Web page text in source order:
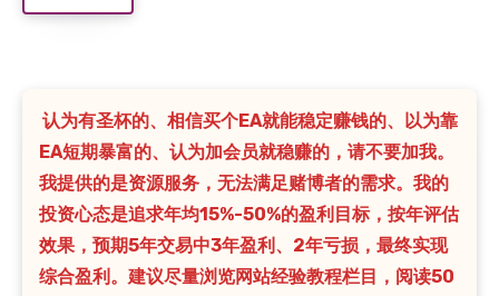
认为有圣杯的、相信买个EA就能稳定赚钱的、以为靠
EA短期暴富的、认为加会员就稳赚的，请不要加我。
我提供的是资源服务，无法满足赌博者的需求。我的
投资心态是追求年均15%-50%的盈利目标，按年评估
效果，预期5年交易中3年盈利、2年亏损，最终实现
综合盈利。建议尽量浏览网站经验教程栏目，阅读50